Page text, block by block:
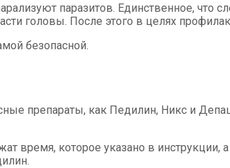
паразитов. Единственное, что
головы. После этого в целях
безопасной.
препараты, как Педилин, Никс и
время, которое указано в инструкции,